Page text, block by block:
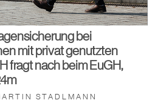
bei
mit privat genutzten
fragt nach beim EuGH,
STADLMANN